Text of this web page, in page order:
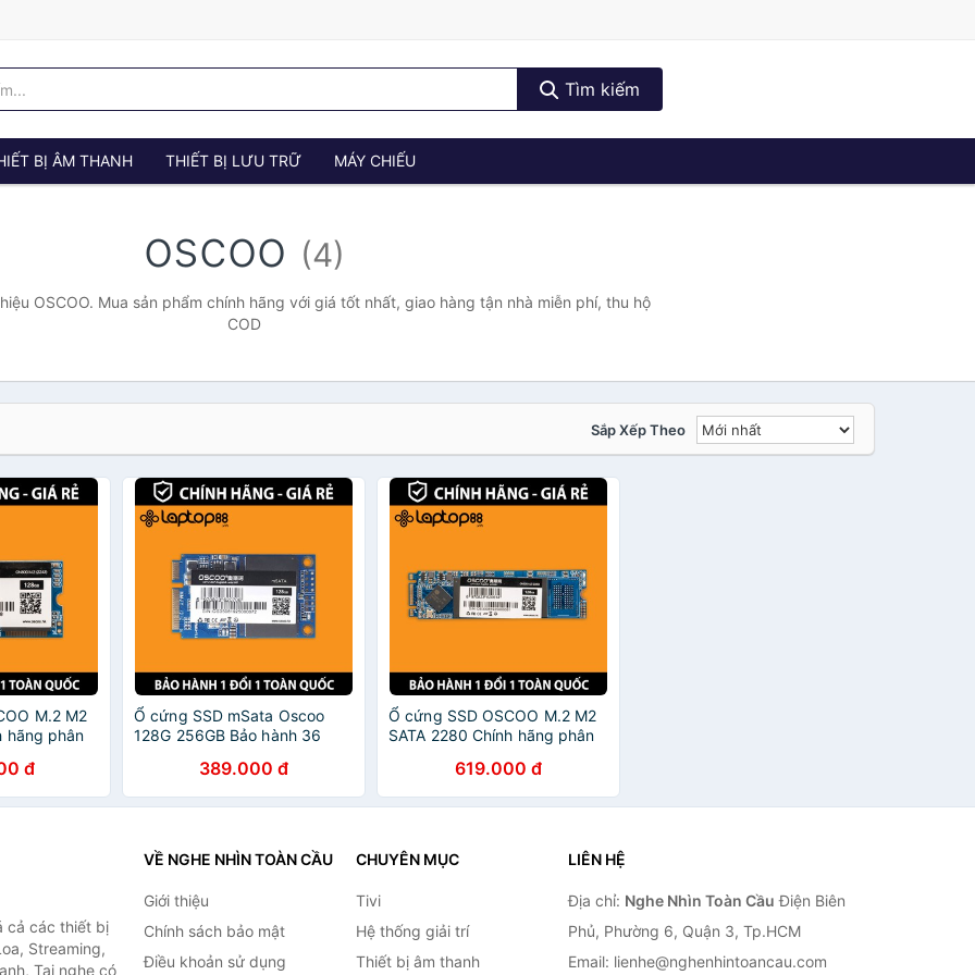
Tìm kiếm
BỊ ÂM THANH THIẾT BỊ LƯU TRỮ MÁY CHIẾU
oscoo (4)
OSCOO. Mua sản phẩm chính hãng với giá tốt nhất, giao hàng tận nhà miễn phí, thu hộ
COD
Sắp Xếp Theo
M.2 M2
hãng phân
đ
Ổ cứng SSD mSata Oscoo
128G 256GB Bảo hành 36
389.000 đ
Ổ cứng SSD OSCOO M.2 M2
SATA 2280 Chính hãng phân
619.000 đ
cả các thiết bị
Streaming,
Tai nghe có
VỀ NGHE NHÌN TOÀN CẦU
Giới thiệu
Chính sách bảo mật
Điều khoản sử dụng
CHUYÊN MỤC
Tivi
Hệ thống giải trí
Thiết bị âm thanh
LIÊN HỆ
Địa chỉ: Nghe Nhìn Toàn Cầu Điện Biên
Phủ, Phường 6, Quận 3, Tp.HCM
Email: lienhe@nghenhintoancau.com